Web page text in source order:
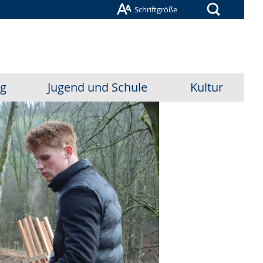
Schriftgröße
Jugend und Schule Kultur